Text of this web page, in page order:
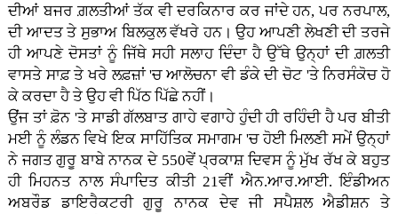
ਦੀਆਂ ਬਜਰ ਗ਼ਲਤੀਆਂ ਤੱਕ ਵੀ ਦਰਕਿਨਾਰ ਕਰ ਜਾਂਦੇ ਹਨ, ਪਰ ਨਰਪਾਲ,
ਦੀ ਆਦਤ ਤੇ ਸੁਭਾਅ ਬਿਲਕੁਲ ਵੱਖਰੇ ਹਨ। ਉਹ ਆਪਣੀ ਲੇਖਣੀ ਦੀ ਤਰਜੇ
ਹੀ ਆਪਣੇ ਦੋਸਤਾਂ ਨੂੰ ਜਿੱਥੇ ਸਹੀ ਸਲਾਹ ਦਿੰਦਾ ਹੈ ਉੱਥੇ ਉਨ੍ਹਾਂ ਦੀ ਗ਼ਲਤੀ
ਵਾਸਤੇ ਸਾਫ਼ ਤੇ ਖਰੇ ਲਫ਼ਜ਼ਾਂ 'ਚ ਆਲੋਚਨਾ ਵੀ ਡੰਕੇ ਦੀ ਚੋਟ 'ਤੇ ਨਿਰਸੰਕੋਚ ਹੋ
ਕੇ ਕਰਦਾ ਹੈ ਤੇ ਉਹ ਵੀ ਪਿੱਠ ਪਿੱਛੇ ਨਹੀਂ।
ਉਂਜ ਤਾਂ ਫ਼ੋਨ 'ਤੇ ਸਾਡੀ ਗੱਲਬਾਤ ਗਾਹੇ ਵਗਾਹੇ ਹੁੰਦੀ ਹੀ ਰਹਿੰਦੀ ਹੈ ਪਰ ਬੀਤੀ
ਮਈ ਨੂੰ ਲੰਡਨ ਵਿਖੇ ਇਕ ਸਾਹਿੱਤਿਕ ਸਮਾਗਮ 'ਚ ਹੋਈ ਮਿਲਣੀ ਸਮੇਂ ਉਨ੍ਹਾਂ
ਨੇ ਜਗਤ ਗੁਰੂ ਬਾਬੇ ਨਾਨਕ ਦੇ 550ਵੇਂ ਪ੍ਰਕਾਸ਼ ਦਿਵਸ ਨੂੰ ਮੁੱਖ ਰੱਖ ਕੇ ਬਹੁਤ
ਹੀ ਮਿਹਨਤ ਨਾਲ ਸੰਪਾਦਿਤ ਕੀਤੀ 21ਵੀਂ ਐਨ.ਆਰ.ਆਈ. ਇੰਡੀਅਨ
ਅਬਰੌਡ ਡਾਇਰੈਕਟਰੀ ਗੁਰੂ ਨਾਨਕ ਦੇਵ ਜੀ ਸਪੈਸ਼ਲ ਐਡੀਸ਼ਨ ਤੇ